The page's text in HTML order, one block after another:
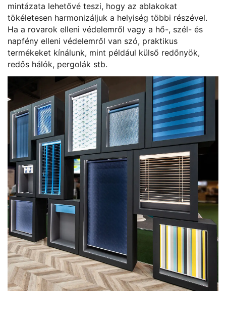
mintázata lehetővé teszi, hogy az ablakokat
tökéletesen harmonizáljuk a helyiség többi részével.
Ha a rovarok elleni védelemről vagy a hő-, szél- és
napfény elleni védelemről van szó, praktikus
termékeket kínálunk, mint például külső redőnyök,
redős hálók, pergolák stb.